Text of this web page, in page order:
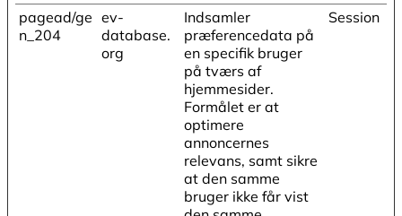
pagead/ge
n_204
ev-
database.
org
Indsamler
præferencedata på
en specifik bruger
på tværs af
hjemmesider.
Formålet er at
optimere
annoncernes
relevans, samt sikre
at den samme
bruger ikke får vist
Session